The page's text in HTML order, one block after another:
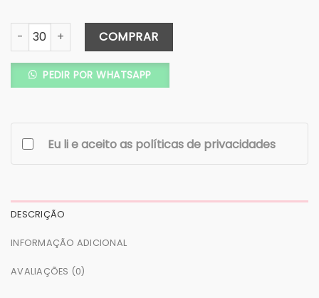
Convite Janela Nuvem Kraft- Fita de Cetim - COD. 206-C
COMPRAR
PEDIR POR WHATSAPP
Eu li e aceito as políticas de privacidades
DESCRIÇÃO
INFORMAÇÃO ADICIONAL
AVALIAÇÕES (0)